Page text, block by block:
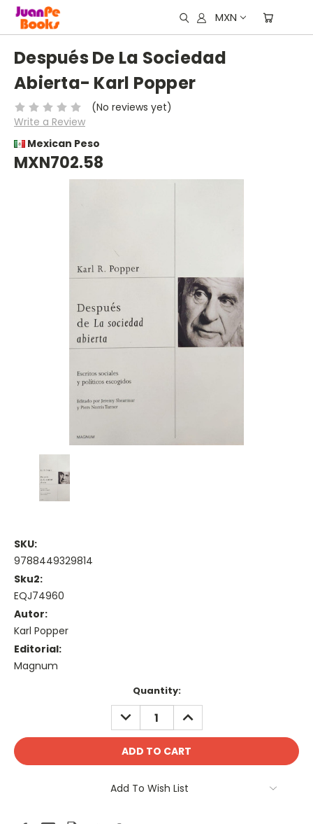
MXN
Después De La Sociedad
Abierta- Karl Popper
(No reviews yet)
Write a Review
Mexican Peso
MXN702.58
SKU:
9788449329814
Sku2:
EQJ74960
Autor:
Karl Popper
Editorial:
Magnum
Quantity:
DECREASE
QUANTITY:
INCREASE
QUANTITY:
Add To Wish List